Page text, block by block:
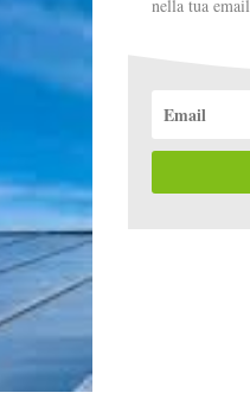
CONQUISTANDO L'ITALIA
nella tua email